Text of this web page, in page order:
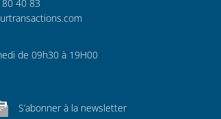
40 83
de 09h30 à 19H00
S’abonner à la newsletter